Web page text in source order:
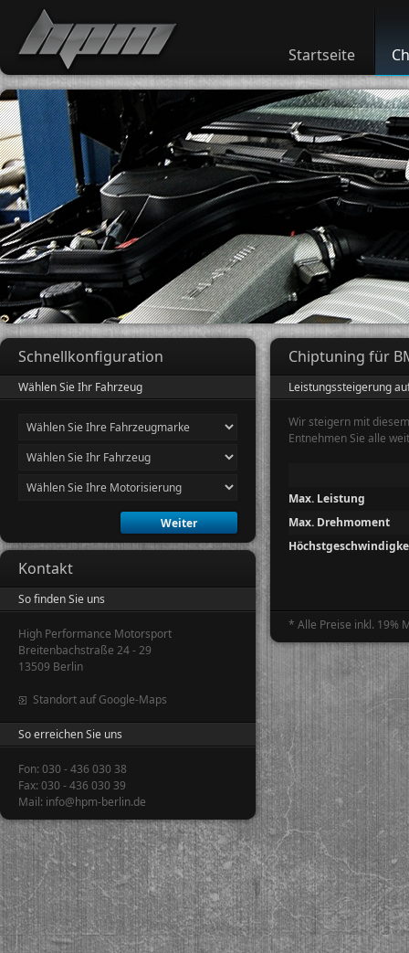
Startseite
Chiptuning für
Leistungssteigerung
Wir steigern mit
Entnehmen Sie alle
Max. Leistung
Max. Drehmoment
* Alle Preise inkl. 19%
Schnellkonfiguration
Wählen Sie Ihr Fahrzeug
Kontakt
So finden Sie uns
High Performance Motorsport
Breitenbachstraße 24 - 29
13509 Berlin
Standort auf Google-Maps
So erreichen Sie uns
Fon: 030 - 436 030 38
Fax: 030 - 436 030 39
Mail: info@hpm-berlin.de